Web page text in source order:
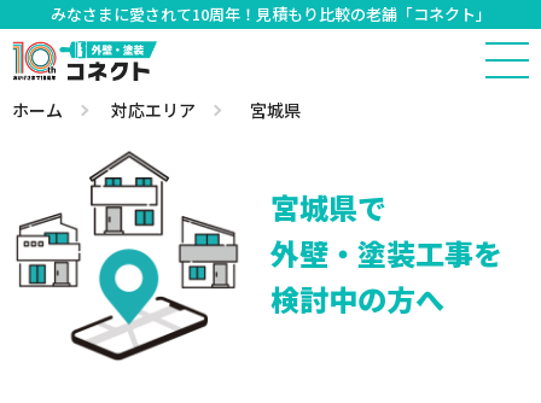
みなさまに愛されて10周年！見積もり比較の老舗「コネクト」
ホーム 対応エリア 宮城県
宮城県で
外壁・塗装工事を
検討中の方へ